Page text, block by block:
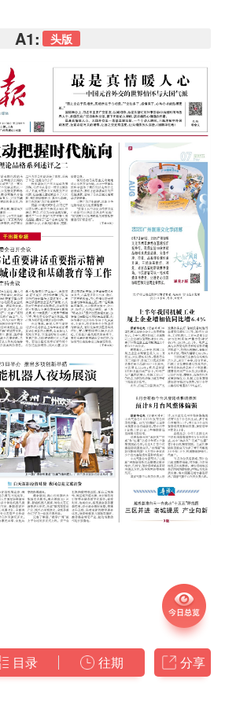
A1: 头版
目录 往期 分享